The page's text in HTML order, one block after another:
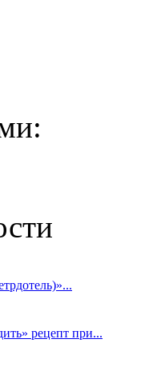
рецепт при...